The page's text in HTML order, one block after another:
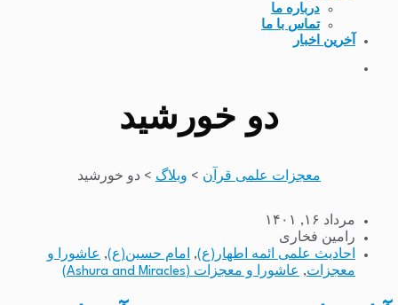
درباره ما
تماس با ما
آخرین اخبار
دو خورشید
معجزات علمی قرآن > وبلاگ > دو خورشید
مرداد ۱۶, ۱۴۰۱
رامین فخاری
احادیث علمی ائمه اطهار(ع), امام حسین(ع), عاشورا و
معجزات, عاشورا و معجزات (Ashura and Miracles)